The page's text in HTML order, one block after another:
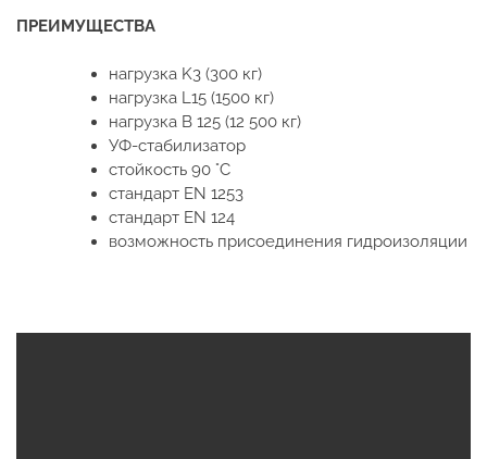
ПРЕИМУЩЕСТВА
нагрузка K3 (300 кг)
нагрузка L15 (1500 кг)
нагрузка B 125 (12 500 кг)
УФ-стабилизатор
стойкость 90 °C
стандарт EN 1253
стандарт EN 124
возможность присоединения гидроизоляции